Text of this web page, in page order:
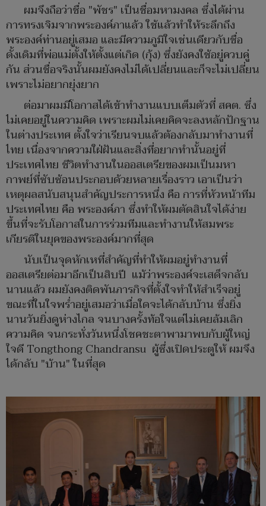
ผมจึงถือว่าชื่อ "พัชร" เป็นชื่อมหามงคล ซึ่งได้ผ่าน
การทรงเจิมจากพระองค์ภาแล้ว ใช้แล้วทำให้ระลึกถึง
พระองค์ท่านอยู่เสมอ และมีความภูมิใจเช่นเดียวกับชื่อ
ดั้งเดิมที่พ่อแม่ตั้งให้ตั้งแต่เกิด (กุ้ง) ซึ่งยังคงใช้อยู่ควบคู่
กัน ส่วนชื่อจริงนั้นผมยังคงไม่ได้เปลี่ยนและก็จะไม่เปลี่ยน
เพราะไม่อยากยุ่งยาก
ต่อมาผมมีโอกาสได้เข้าทำงานแบบเต็มตัวที่ สคต. ซึ่ง
ไม่เคยอยู่ในความคิด เพราะผมไม่เคยคิดจะลงหลักปักฐาน
ในต่างประเทศ ตั้งใจว่าเรียนจบแล้วต้องกลับมาทำงานที่
ไทย เนื่องจากความใฝ่ฝันและสิ่งที่อยากทำนั้นอยู่ที่
ประเทศไทย ชีวิตทำงานในออสเตรียของผมเป็นมหา
กาพย์ที่ซับซ้อนประกอบด้วยหลายเรื่องราว เอาเป็นว่า
เหตุผลสนับสนุนสำคัญประการหนึ่ง คือ การที่หัวหน้าทีม
ประเทศไทย คือ พระองค์ภา ซึ่งทำให้ผมตัดสินใจได้ง่าย
ขึ้นที่จะรับโอกาสในการร่วมทีมและทำงานให้สมพระ
เกียรติในยุคของพระองค์มากที่สุด
นับเป็นจุดหักเหที่สำคัญที่ทำให้ผมอยู่ทำงานที่
ออสเตรียต่อมาอีกเป็นสิบปี แม้ว่าพระองค์จะเสด็จกลับ
นานแล้ว ผมยังคงติดพันภารกิจที่ตั้งใจทำให้สำเร็จอยู่
ขณะที่ในใจพร่ำอยู่เสมอว่าเมื่อใดจะได้กลับบ้าน ซึ่งยิ่ง
นานวันยิ่งดูห่างไกล จนบางครั้งท้อใจแต่ไม่เคยล้มเลิก
ความคิด จนกระทั่งวันหนึ่งโชคชะตาพามาพบกับผู้ใหญ่
ใจดี Tongthong Chandransu ผู้ซึ่งเปิดประตูให้ ผมจึง
ได้กลับ "บ้าน" ในที่สุด